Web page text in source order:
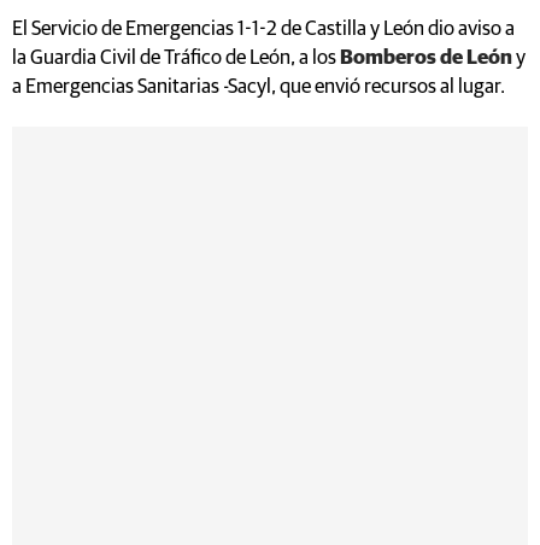
El Servicio de Emergencias 1-1-2 de Castilla y León dio aviso a
la Guardia Civil de Tráfico de León, a los Bomberos de Leóny
a Emergencias Sanitarias -Sacyl, que envió recursos al lugar.